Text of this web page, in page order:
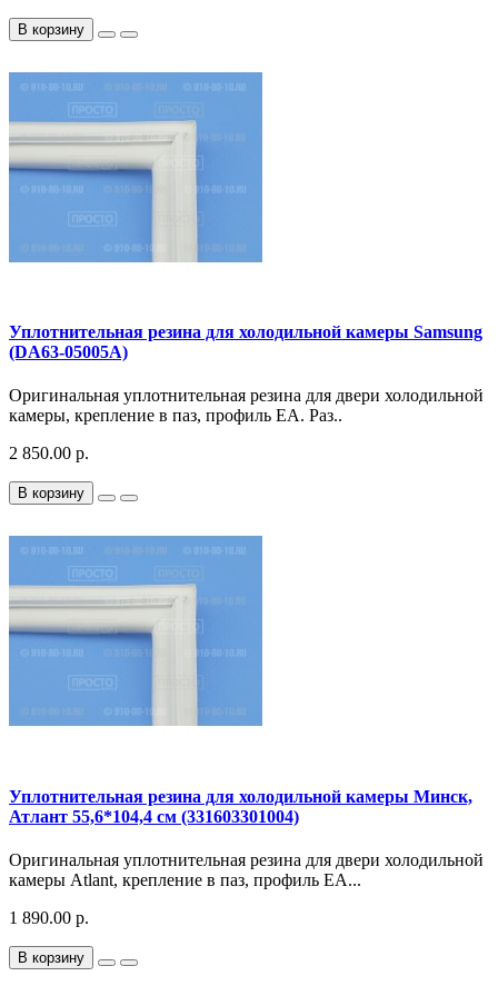
В корзину
Уплотнительная резина для холодильной камеры Samsung
(DA63-05005A)
Оригинальная уплотнительная резина для двери холодильной
камеры, крепление в паз, профиль EA. Раз..
2 850.00 р.
В корзину
Уплотнительная резина для холодильной камеры Минск,
Атлант 55,6*104,4 см (331603301004)
Оригинальная уплотнительная резина для двери холодильной
камеры Atlant, крепление в паз, профиль EA...
1 890.00 р.
В корзину